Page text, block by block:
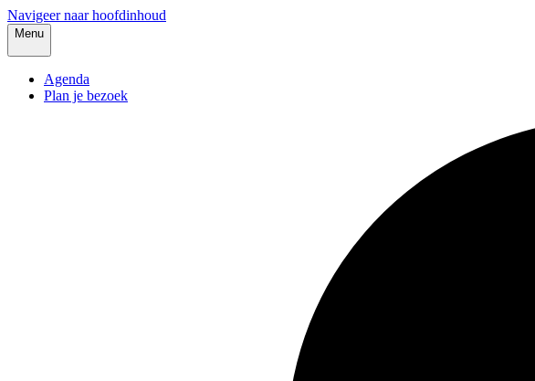
Navigeer naar hoofdinhoud
Menu
Agenda
Plan je bezoek